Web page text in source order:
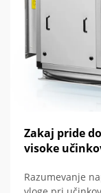
Zakaj pride
visoke
Razumevanje